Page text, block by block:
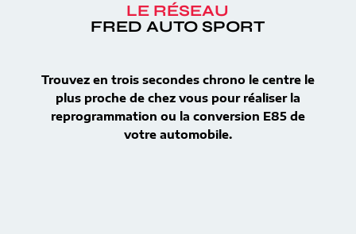
LE RÉSEAU
FRED AUTO SPORT
Trouvez en trois secondes chrono le centre le
plus proche de chez vous pour réaliser la
reprogrammation ou la conversion E85 de
votre automobile.